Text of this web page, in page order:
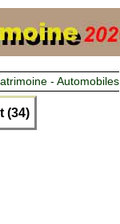
- Automobiles
(34)